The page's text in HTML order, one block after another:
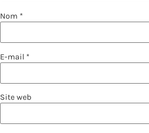
Nom *
E-mail *
Site web